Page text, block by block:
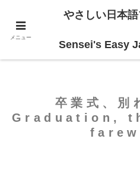
For Beginners
卒業式、別
Graduation,
メニュー
やさしい日本
Sensei's Easy